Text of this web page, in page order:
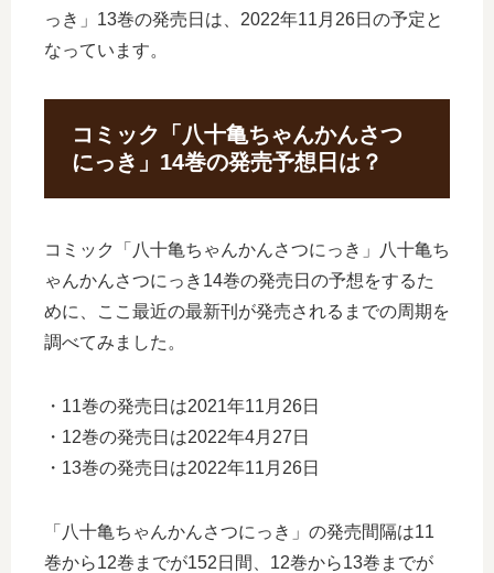
っき」13巻の発売日は、2022年11月26日の予定と
なっています。
コミック「八十亀ちゃんかんさつ
にっき」14巻の発売予想日は？
コミック「八十亀ちゃんかんさつにっき」八十亀ち
ゃんかんさつにっき14巻の発売日の予想をするた
めに、ここ最近の最新刊が発売されるまでの周期を
調べてみました。
・11巻の発売日は2021年11月26日
・12巻の発売日は2022年4月27日
・13巻の発売日は2022年11月26日
「八十亀ちゃんかんさつにっき」の発売間隔は11
巻から12巻までが152日間、12巻から13巻までが